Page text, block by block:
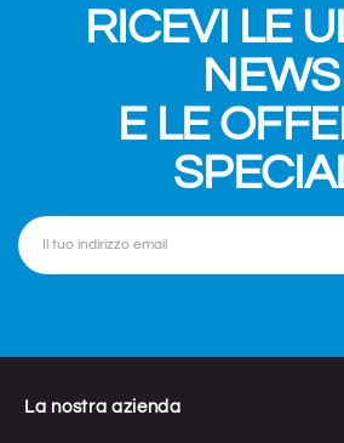
RICEVI LE
NEWS
E LE
La nostra azienda